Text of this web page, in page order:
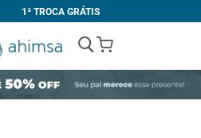
1ª TROCA GRÁTIS
My Cart